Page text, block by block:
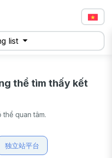
list
thể tìm thấy kết
quan tâm.
独立站平台